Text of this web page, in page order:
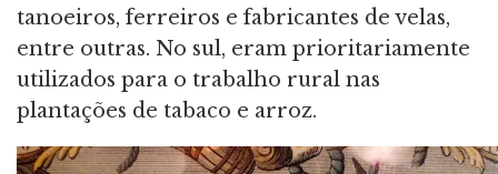
tanoeiros, ferreiros e fabricantes de velas,
entre outras. No sul, eram prioritariamente
utilizados para o trabalho rural nas
plantações de tabaco e arroz.